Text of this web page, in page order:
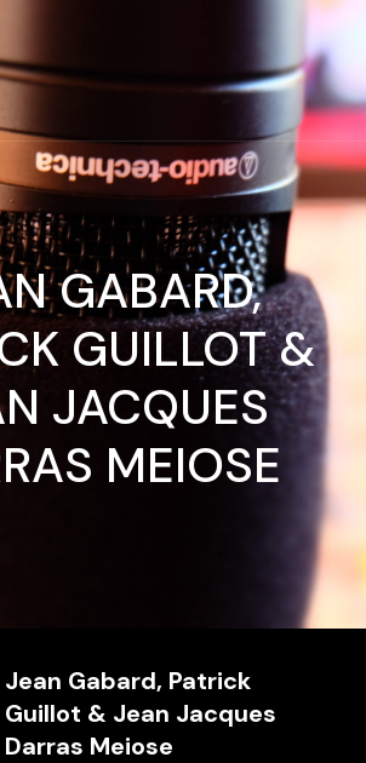
GABARD,
GUILLOT &
JACQUES
MEIOSE
Jean Gabard, Patrick
Guillot & Jean Jacques
Darras Meiose